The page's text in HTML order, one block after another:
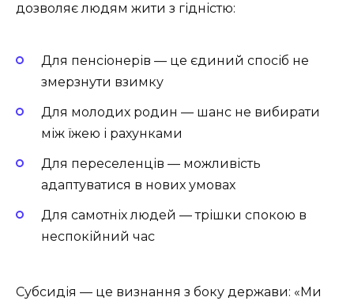
дозволяє людям жити з гідністю:
Для пенсіонерів — це єдиний спосіб не
змерзнути взимку
Для молодих родин — шанс не вибирати
між їжею і рахунками
Для переселенців — можливість
адаптуватися в нових умовах
Для самотніх людей — трішки спокою в
неспокійний час
Субсидія — це визнання з боку держави: «Ми